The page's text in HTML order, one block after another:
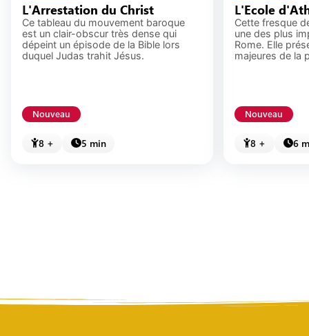
L'Arrestation du Christ
Ce tableau du mouvement baroque
est un clair-obscur très dense qui
dépeint un épisode de la Bible lors
duquel Judas trahit Jésus.
Nouveau
8 + 5 min
L'Ecole
Cette fresque
une des plus
Rome. Elle
majeures de la
Nouveau
8 + 6